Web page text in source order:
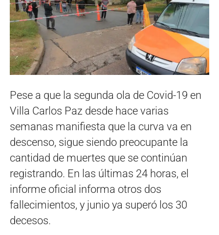
Pese a que la segunda ola de Covid-19 en
Villa Carlos Paz desde hace varias
semanas manifiesta que la curva va en
descenso, sigue siendo preocupante la
cantidad de muertes que se continúan
registrando. En las últimas 24 horas, el
informe oficial informa otros dos
fallecimientos, y junio ya superó los 30
decesos.